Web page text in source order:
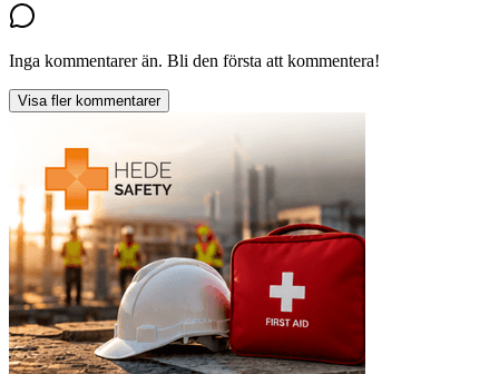
Inga kommentarer än. Bli den första att kommentera!
Visa fler kommentarer